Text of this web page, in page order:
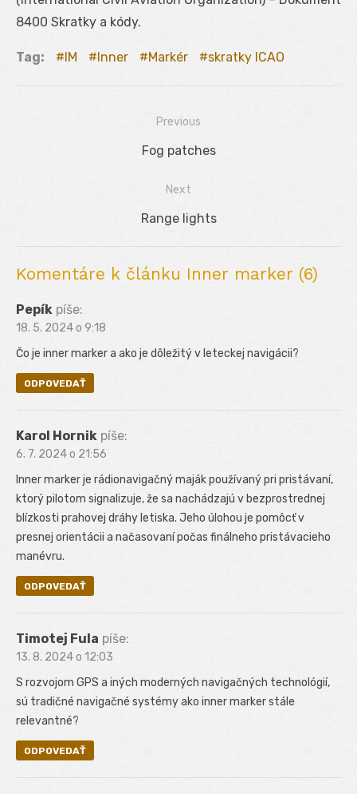
8400 Skratky a kódy.
Tag: IM Inner Markér skratky ICAO
Previous
Previous
Fog patches
Next
Next
Range lights
Komentáre k článku Inner marker (6)
Pepík píše:
18. 5. 2024 o 9:18
Čo je inner marker a ako je dôležitý v leteckej navigácii?
ODPOVEDAŤ
Karol Hornik píše:
6. 7. 2024 o 21:56
Inner marker je rádionavigačný maják používaný pri pristávaní,
ktorý pilotom signalizuje, že sa nachádzajú v bezprostrednej
blízkosti prahovej dráhy letiska. Jeho úlohou je pomôcť v
presnej orientácii a načasovaní počas finálneho pristávacieho
manévru.
ODPOVEDAŤ
Timotej Fula píše:
13. 8. 2024 o 12:03
S rozvojom GPS a iných moderných navigačných technológií,
sú tradičné navigačné systémy ako inner marker stále
relevantné?
ODPOVEDAŤ